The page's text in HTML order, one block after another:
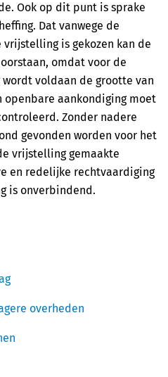
Ook op dit punt is sprake
Dat vanwege de
is gekozen kan de
omdat voor de
voldaan de grootte van
aankondiging moet
Zonder nadere
gevonden worden voor het
vrijstelling gemaakte
en redelijke rechtvaardiging
is onverbindend.
overheden